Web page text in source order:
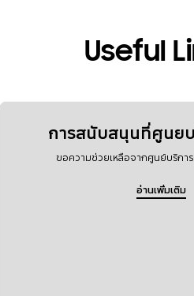
Useful
การสนับสนุนที่ศูนย
ขอความช่วยเหลือจากศูนย์บริกา
อ่านเพิ่มเติม